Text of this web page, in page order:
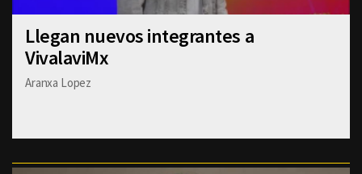
Llegan nuevos integrantes a
VivalaviMx
Aranxa Lopez